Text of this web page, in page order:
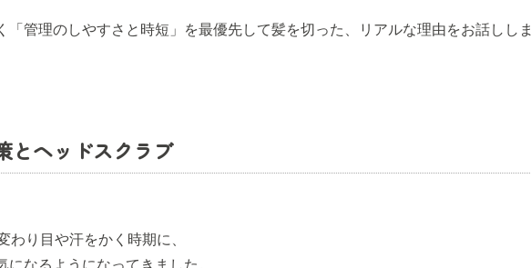
「管理のしやすさと時短」を最優先して髪を切った、リアルな理由をお話ししま
とヘッドスクラブ
わり目や汗をかく時期に、
なるようになってきました。